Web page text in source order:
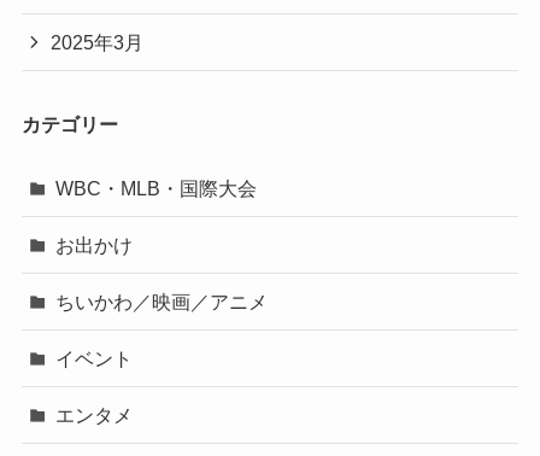
2025年3月
カテゴリー
WBC・MLB・国際大会
お出かけ
ちいかわ／映画／アニメ
イベント
エンタメ